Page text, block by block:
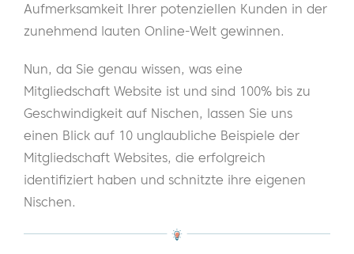
Aufmerksamkeit Ihrer potenziellen Kunden in der
zunehmend lauten Online-Welt gewinnen.
Nun, da Sie genau wissen, was eine
Mitgliedschaft Website ist und sind 100% bis zu
Geschwindigkeit auf Nischen, lassen Sie uns
einen Blick auf 10 unglaubliche Beispiele der
Mitgliedschaft Websites, die erfolgreich
identifiziert haben und schnitzte ihre eigenen
Nischen.